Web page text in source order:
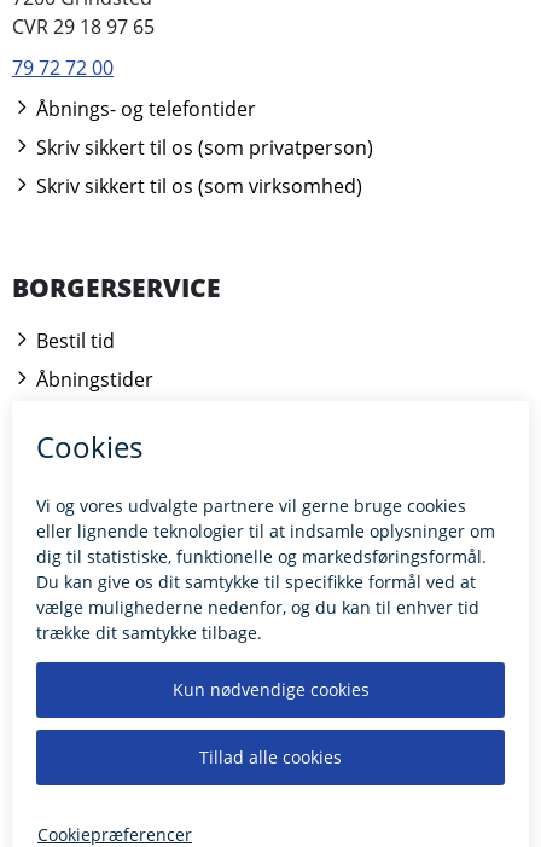
CVR 29 18 97 65
79 72 72 00
Åbnings- og telefontider
Skriv sikkert til os (som privatperson)
Skriv sikkert til os (som virksomhed)
BORGERSERVICE
Bestil tid
Åbningstider
Kontakt borgerrådgiveren
BILLUND.DK
Tilgængelighedserklæring
Giv feedback til hjemmesiden